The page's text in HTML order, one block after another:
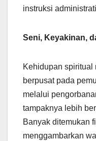
instruksi
Seni, Keyakinan,
Kehidupan spiritual
berpusat pada
melalui
tampaknya lebih
Banyak ditemukan
menggambarkan